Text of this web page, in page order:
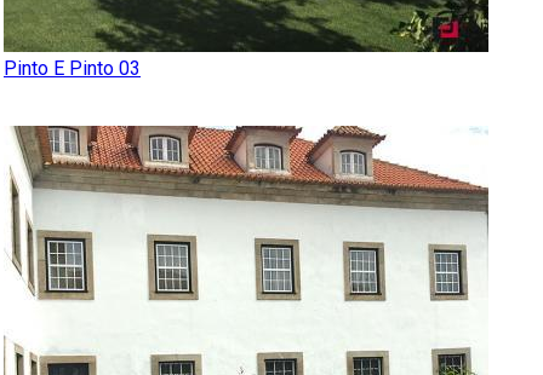
Pinto E Pinto 03